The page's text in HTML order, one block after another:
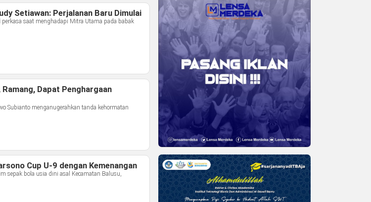
Setiawan: Perjalanan Baru Dimulai
saat menghadapi Mitra Utama pada babak
Dapat Penghargaan
Subianto menganugerahkan tanda kehormatan
Cup U-9 dengan Kemenangan
sepak bola usia dini asal Kecamatan Balusu,